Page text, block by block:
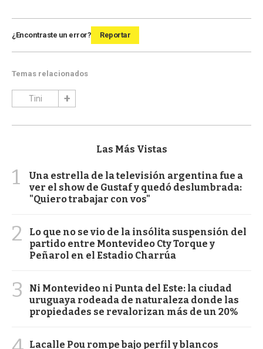
¿Encontraste un error? Reportar
Temas relacionados
Tini
Las Más Vistas
1
Una estrella de la televisión argentina fue a
ver el show de Gustaf y quedó deslumbrada:
"Quiero trabajar con vos"
2
Lo que no se vio de la insólita suspensión del
partido entre Montevideo Cty Torque y
Peñarol en el Estadio Charrúa
3
Ni Montevideo ni Punta del Este: la ciudad
uruguaya rodeada de naturaleza donde las
propiedades se revalorizan más de un 20%
Lacalle Pou rompe bajo perfil y blancos